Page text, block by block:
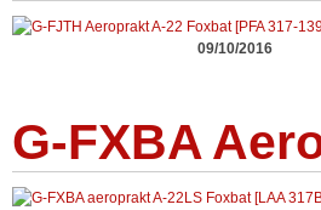
09/10/2016
G-FXBA